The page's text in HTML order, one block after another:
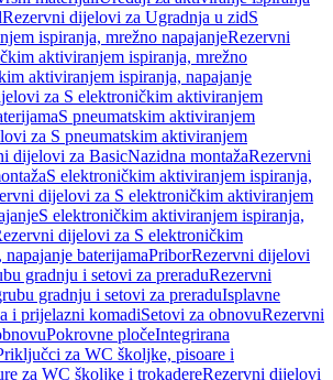
Rezervni dijelovi za Ugradnja u zidS
ispiranja, mrežno napajanjeRezervni
aktiviranjem ispiranja, mrežno
aktiviranjem ispiranja, napajanje
za S elektroničkim aktiviranjem
S pneumatskim aktiviranjem
za S pneumatskim aktiviranjem
dijelovi za BasicNazidna montažaRezervni
S elektroničkim aktiviranjem ispiranja,
dijelovi za S elektroničkim aktiviranjem
S elektroničkim aktiviranjem ispiranja,
dijelovi za S elektroničkim
baterijamaPriborRezervni dijelovi
gradnju i setovi za preraduRezervni
gradnju i setovi za preraduIsplavne
i prijelazni komadiSetovi za obnovuRezervni
Pokrovne pločeIntegrirana
za WC školjke, pisoare i
za WC školjke i trokadereRezervni dijelovi